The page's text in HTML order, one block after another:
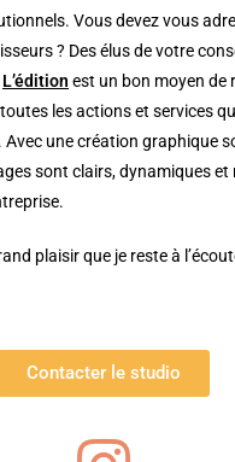
Vous devez vous
? Des élus de votre
L’édition est un bon moyen de
les actions et services
une création graphique
sont clairs, dynamiques et
plaisir que je reste à
Contacter le studio